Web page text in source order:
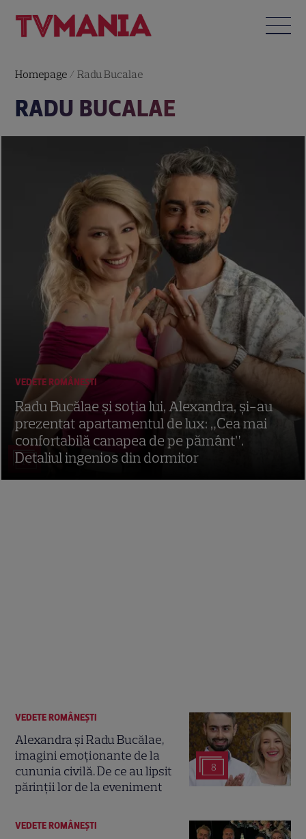
Homepage /Radu Bucalae
RADU BUCALAE
8
VEDETE ROMÂNEŞTI
Alexandra și Radu Bucălae,
imagini emoționante de la
cununia civilă. De ce au lipsit
părinții lor de la eveniment
VEDETE ROMÂNEŞTI
14
VEDETE ROMÂNEŞTI
Radu Bucălae și soția lui, Alexandra, și-au
prezentat apartamentul de lux: „Cea mai
confortabilă canapea de pe pământ”.
Detaliul ingenios din dormitor